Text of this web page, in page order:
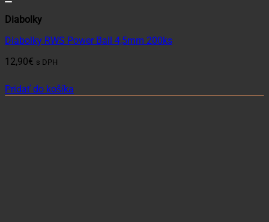
Diabolky
Diabolky RWS Power Ball 4,5mm 200ks
12,90€ s DPH
Pridať do košíka